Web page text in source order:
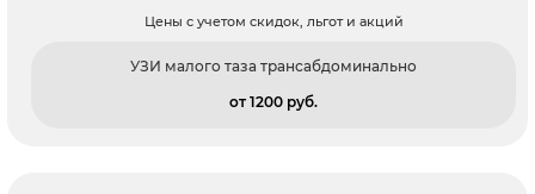
Цены с учетом скидок, льгот и акций
УЗИ малого таза трансабдоминально
от 1200 pуб.